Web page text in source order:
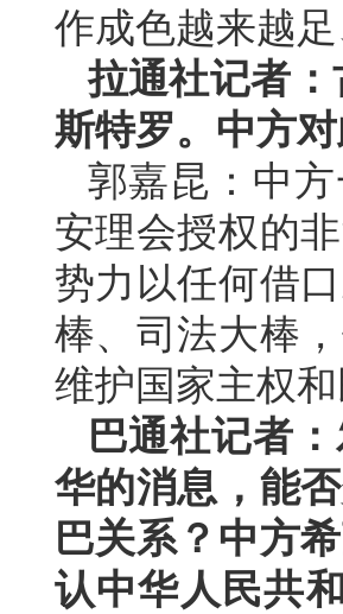
作成色越来越
拉通社记者
斯特罗。中方
郭嘉昆：中
安理会授权的
势力以任何借
棒、司法大棒
维护国家主权
巴通社记者
华的消息，能
巴关系？中方
认中华人民共